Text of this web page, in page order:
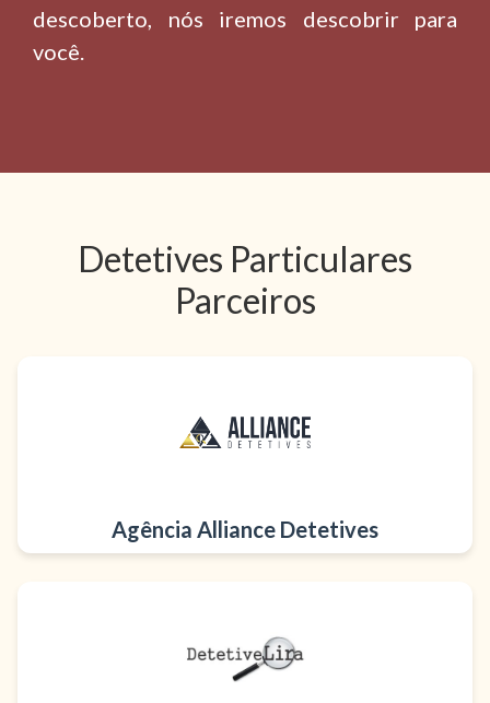
descoberto, nós iremos descobrir para
você.
Detetives Particulares
Parceiros
Agência Alliance Detetives